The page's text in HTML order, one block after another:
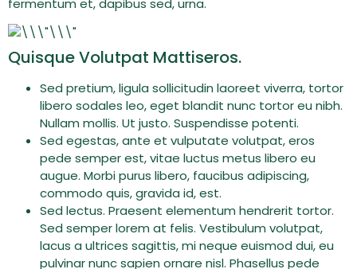
fermentum et, dapibus sed, urna.
Quisque Volutpat Mattiseros.
Sed pretium, ligula sollicitudin laoreet viverra, tortor
libero sodales leo, eget blandit nunc tortor eu nibh.
Nullam mollis. Ut justo. Suspendisse potenti.
Sed egestas, ante et vulputate volutpat, eros
pede semper est, vitae luctus metus libero eu
augue. Morbi purus libero, faucibus adipiscing,
commodo quis, gravida id, est.
Sed lectus. Praesent elementum hendrerit tortor.
Sed semper lorem at felis. Vestibulum volutpat,
lacus a ultrices sagittis, mi neque euismod dui, eu
pulvinar nunc sapien ornare nisl. Phasellus pede